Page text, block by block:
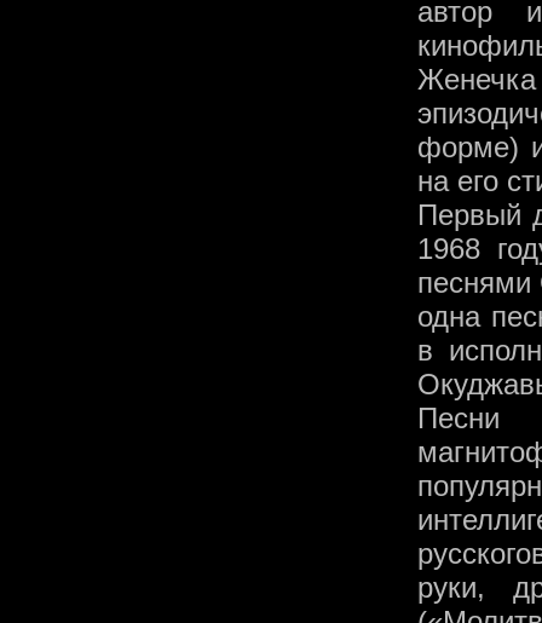
автор
форме)
на его
Первый
1968
песнями
одна
в
Песни
руки,